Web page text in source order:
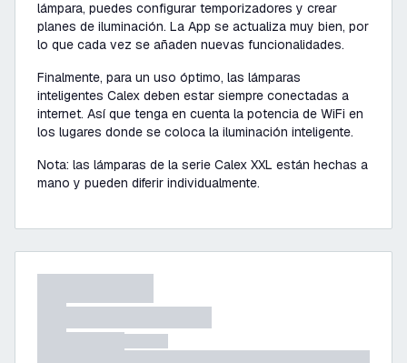
lámpara, puedes configurar temporizadores y crear
planes de iluminación. La App se actualiza muy bien, por
lo que cada vez se añaden nuevas funcionalidades.
Finalmente, para un uso óptimo, las lámparas
inteligentes Calex deben estar siempre conectadas a
internet. Así que tenga en cuenta la potencia de WiFi en
los lugares donde se coloca la iluminación inteligente.
Nota: las lámparas de la serie Calex XXL están hechas a
mano y pueden diferir individualmente.